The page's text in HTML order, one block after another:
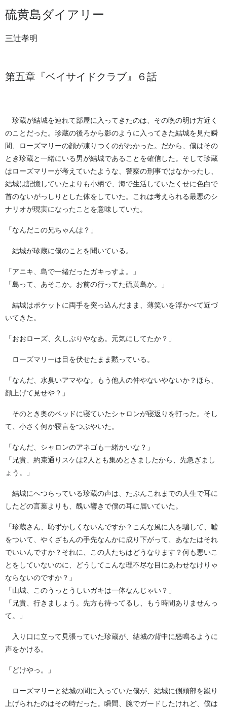
硫黄島ダイアリー
三辻孝明
第五章『ベイサイドクラブ』６話
珍蔵が結城を連れて部屋に入ってきたのは、その晩の明け方近く
のことだった。珍蔵の後ろから影のように入ってきた結城を見た瞬
間、ローズマリーの顔が凍りつくのがわかった。だから、僕はその
とき珍蔵と一緒にいる男が結城であることを確信した。そして珍蔵
はローズマリーが考えていたような、警察の刑事ではなかったし、
結城は記憶していたよりも小柄で、海で生活していたくせに色白で
首のないがっしりとした体をしていた。これは考えられる最悪のシ
ナリオが現実になったことを意味していた。
「なんだこの兄ちゃんは？」
結城が珍蔵に僕のことを聞いている。
「アニキ、島で一緒だったガキっすよ。」
「島って、あそこか。お前の行ってた硫黄島か。」
結城はポケットに両手を突っ込んだまま、薄笑いを浮かべて近づ
いてきた。
「おおローズ、久しぶりやなあ。元気にしてたか？」
ローズマリーは目を伏せたまま黙っている。
「なんだ、水臭いアマやな。もう他人の仲やないやないか？ほら、
顔上げて見せや？」
そのとき奥のベッドに寝ていたシャロンが寝返りを打った。そし
て、小さく何か寝言をつぶやいた。
「なんだ、シャロンのアネゴも一緒かいな？」
「兄貴、約束通りスケは2人とも集めときましたから、先急ぎまし
ょう。」
結城にへつらっている珍蔵の声は、たぶんこれまでの人生で耳に
したどの言葉よりも、醜い響きで僕の耳に届いていた。
「珍蔵さん、恥ずかしくないんですか？こんな風に人を騙して、嘘
をついて、やくざもんの手先なんかに成り下がって、あなたはそれ
でいいんですか？それに、この人たちはどうなります？何も悪いこ
とをしていないのに、どうしてこんな理不尽な目にあわせなけりゃ
ならないのですか？」
「山城、このうっとうしいガキは一体なんじゃい？」
「兄貴、行きましょう。先方も待ってるし、もう時間ありませんっ
て。」
入り口に立って見張っていた珍蔵が、結城の背中に怒鳴るように
声をかける。
「どけやっ。」
ローズマリーと結城の間に入っていた僕が、結城に側頭部を蹴り
上げられたのはその時だった。瞬間、腕でガードしたけれど、僕は